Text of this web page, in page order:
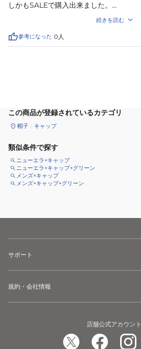
しかもSALEで購入出来ました。
被り心地はニューエラなので最高です。
続きを読む
参考になった 0人
この商品が登録されているカテゴリ
帽子 キャップ
類似条件で探す
ニューエラ×キャップ
ニューエラ×キャップ×グリーン
メンズ×キャップ
メンズ×キャップ×グリーン
サポート
規約・会社情報
店舗公式アカウント